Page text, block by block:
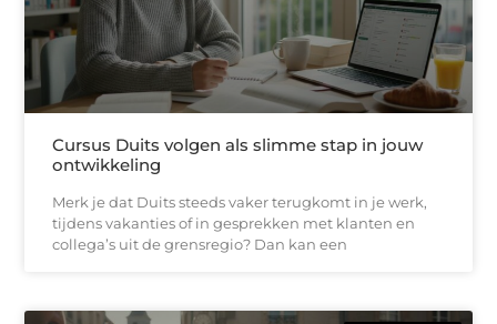
Cursus Duits volgen als slimme stap in jouw
ontwikkeling
Merk je dat Duits steeds vaker terugkomt in je werk,
tijdens vakanties of in gesprekken met klanten en
collega’s uit de grensregio? Dan kan een